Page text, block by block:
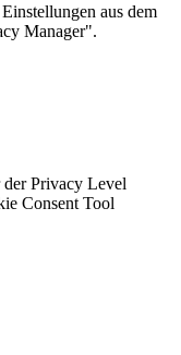
aus dem
Manager".
der Privacy Level
Consent Tool